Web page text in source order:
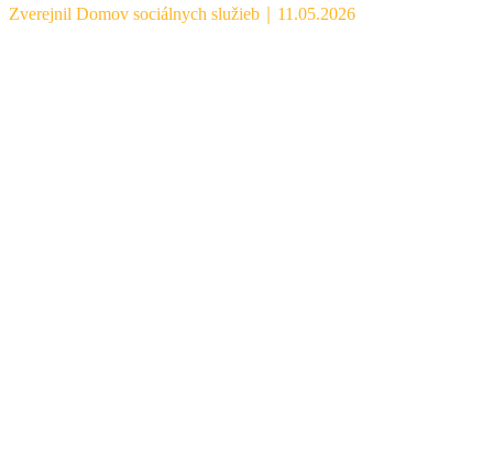
Zverejnil Domov sociálnych služieb
11.05.2026